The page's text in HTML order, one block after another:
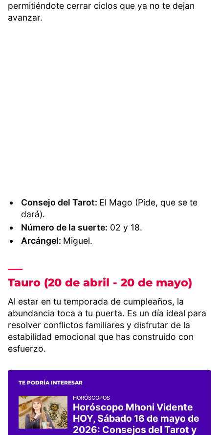
permitiéndote cerrar ciclos que ya no te dejan
avanzar.
Consejo del Tarot: El Mago (Pide, que se te
dará).
Número de la suerte: 02 y 18.
Arcángel: Miguel.
Tauro (20 de abril - 20 de mayo)
Al estar en tu temporada de cumpleaños, la
abundancia toca a tu puerta. Es un día ideal para
resolver conflictos familiares y disfrutar de la
estabilidad emocional que has construido con
esfuerzo.
TE PODRÍA INTERESAR
HORÓSCOPOS
Horóscopo Mhoni Vidente
HOY, Sábado 16 de mayo de
2026: Consejos del Tarot y